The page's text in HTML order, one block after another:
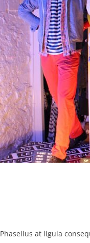
Phasellus at ligula